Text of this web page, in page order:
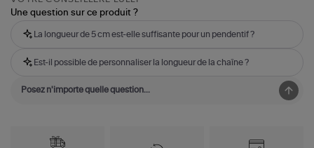
Une question sur ce produit ?
La longueur de 5 cm est-elle suffisante pour un pendentif ?
Est-il possible de personnaliser la longueur de la chaîne ?